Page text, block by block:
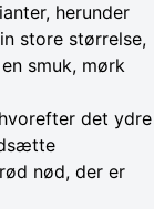
herunder
store størrelse,
smuk, mørk
det ydre
nød, der er